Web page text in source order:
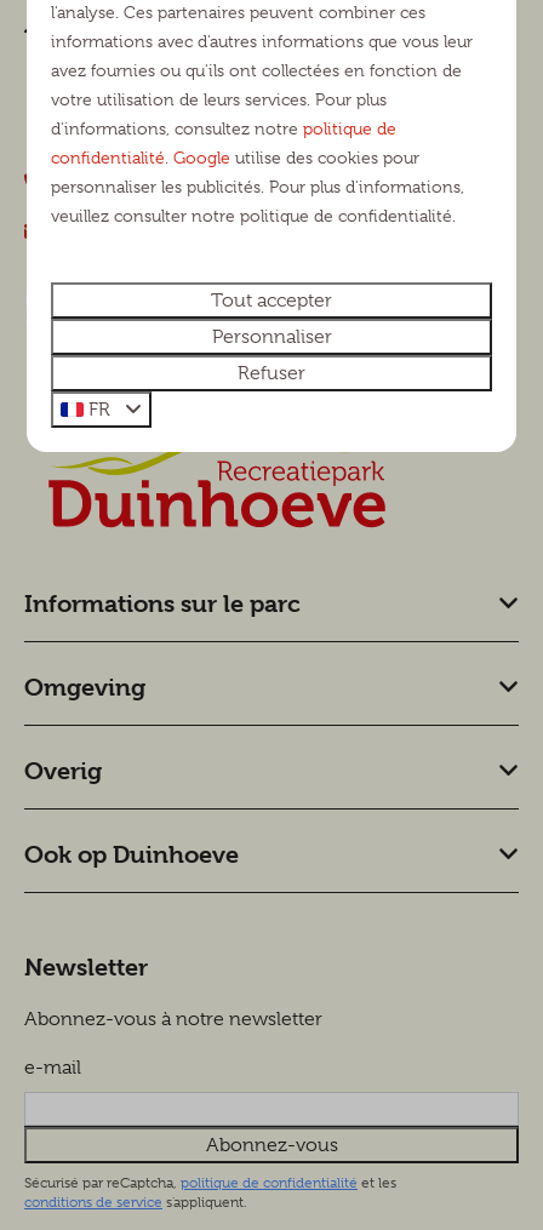
Oude Bosschebaan 4
5071 RR Udenhout
Noord-Brabant
Nederland
+31 (0)13 5111363
Nous contacter via WhatsApp
Informations sur le parc
Omgeving
Overig
Ook op Duinhoeve
Newsletter
Abonnez-vous à notre newsletter
e-mail
Abonnez-vous
Sécurisé par reCaptcha, politique de confidentialité et les
conditions de service s'appliquent.
l'analyse. Ces partenaires peuvent combiner ces
informations avec d'autres informations que vous leur
avez fournies ou qu'ils ont collectées en fonction de
votre utilisation de leurs services. Pour plus
d'informations, consultez notrepolitique de
confidentialité .Google utilise des cookies pour
personnaliser les publicités. Pour plus d'informations,
veuillez consulter notre politique de confidentialité.
Tout accepter
Personnaliser
Refuser
FR